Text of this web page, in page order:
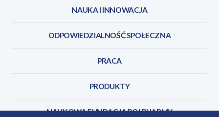
NAUKA I INNOWACJA
ODPOWIEDZIALNOŚĆ SPOŁECZNA
PRACA
PRODUKTY
NAUKOWA FUNDACJA POLPHARMY